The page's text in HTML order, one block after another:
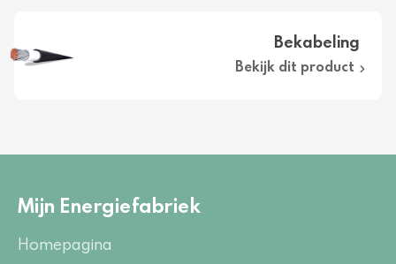
Bekabeling
Bekijk dit product
Mijn Energiefabriek
Homepagina